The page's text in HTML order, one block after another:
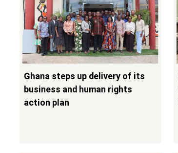
Ghana steps up delivery of its
business and human rights
action plan